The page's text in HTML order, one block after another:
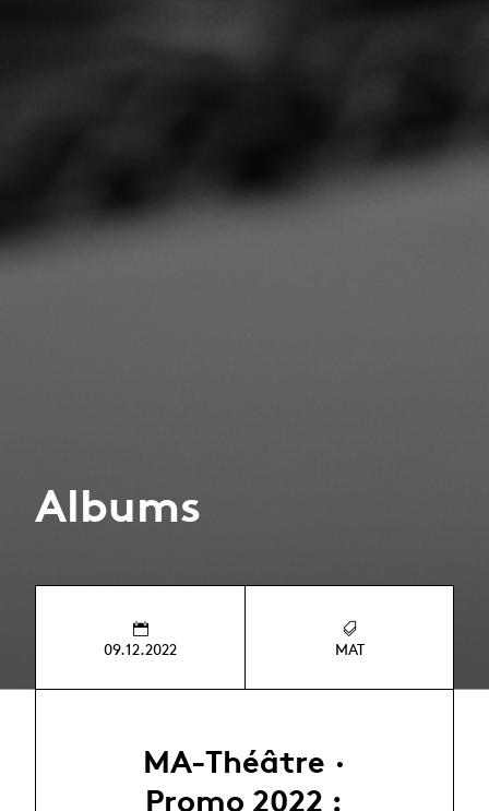
Albums
09.12.2022 MAT
MA-Théâtre ·
Promo 2022 :